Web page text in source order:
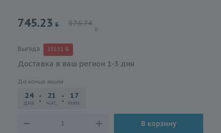
745.23 876.74
Выгода 131.51
Доставка в ваш регион 1-3 дня
До конца акции
24
дня
21
час.
17
мин.
В корзину